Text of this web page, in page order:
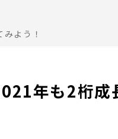
よう！
年も2桁成